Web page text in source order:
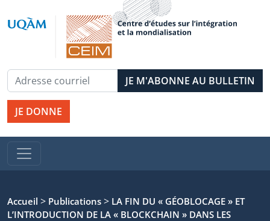
JE DONNE
Accueil > Publications > LA FIN DU « GÉOBLOCAGE » ET
L’INTRODUCTION DE LA « BLOCKCHAIN » DANS LES